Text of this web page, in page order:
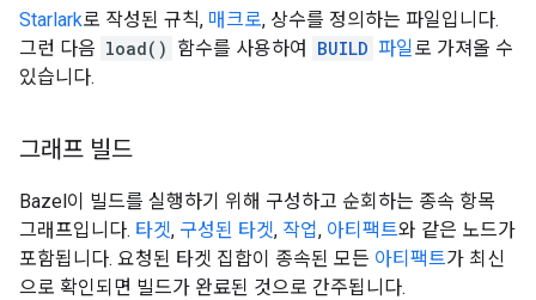
Starlark로 작성된 규칙, 매크로, 상수를 정의하는 파일입니다.
그런 다음 load() 함수를 사용하여 BUILD 파일로 가져올 수
있습니다.
그래프 빌드
Bazel이 빌드를 실행하기 위해 구성하고 순회하는 종속 항목
그래프입니다. 타겟, 구성된 타겟, 작업, 아티팩트와 같은 노드가
포함됩니다. 요청된 타겟 집합이 종속된 모든 아티팩트가 최신
으로 확인되면 빌드가 완료된 것으로 간주됩니다.